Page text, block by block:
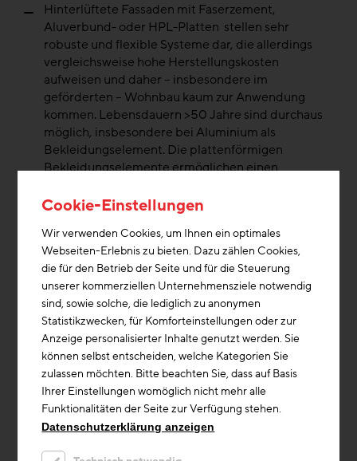
Hinterlüftete Fassaden mit Faserzement,
Aluverbund- oder HPL-Platten stellen sehr
robuste und flexible Systeme dar, die allerdings
vergleichsweise hohe Herstellungskosten
aufweisen und daher – insbesondere im
geförderten – Wohnbau kaum zur Anwendung
kommen. Lebensdauern >50 Jahre sind durchaus
möglich, insbesondere bei Aluminium als
Bekleidungselement. Die plattenförmigen
Bekleidungselemente ermöglichen einen
Reparaturen.
5. Schlussfolgerungen und Ausblick:
Die Untersuchungen haben gezeigt, daß aus
langfristiger ökonomischer Sicht ein dringender
Handlungsbedarf besteht, wie Herstellungs- und
Folgekosten in künftige Finanzierungsmodelle bzw. in
die Wohnbauförderung integriert werden können,
zumal alle einschlägigen Förderungsmodelle auf die
Herstellungskosten abgestimmt sind.
Aufgrund der höchst unterschiedlichen
Randbedingungen verschiedener Wohnbauprojekte
Cookie-Einstellungen
Wir verwenden Cookies, um Ihnen ein optimales
Webseiten-Erlebnis zu bieten. Dazu zählen Cookies,
die für den Betrieb der Seite und für die Steuerung
unserer kommerziellen Unternehmensziele notwendig
sind, sowie solche, die lediglich zu anonymen
Statistikzwecken, für Komforteinstellungen oder zur
Anzeige personalisierter Inhalte genutzt werden. Sie
können selbst entscheiden, welche Kategorien Sie
zulassen möchten. Bitte beachten Sie, dass auf Basis
Ihrer Einstellungen womöglich nicht mehr alle
Funktionalitäten der Seite zur Verfügung stehen.
Datenschutzerklärung anzeigen